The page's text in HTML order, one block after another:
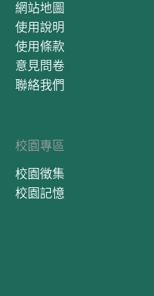
網站地圖
使用說明
使用條款
意見問卷
聯絡我們
校園專區
校園徵集
校園記憶